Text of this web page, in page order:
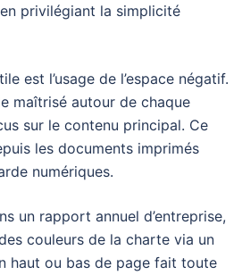
privilégiant la simplicité
est l’usage de l’espace négatif.
maîtrisé autour de chaque
sur le contenu principal. Ce
les documents imprimés
numériques.
un rapport annuel d’entreprise,
couleurs de la charte via un
haut ou bas de page fait toute